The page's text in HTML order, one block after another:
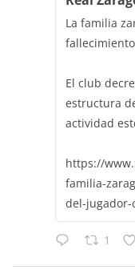
La familia
El club
estructura
actividad
https://
familia-
del-jugador-
1